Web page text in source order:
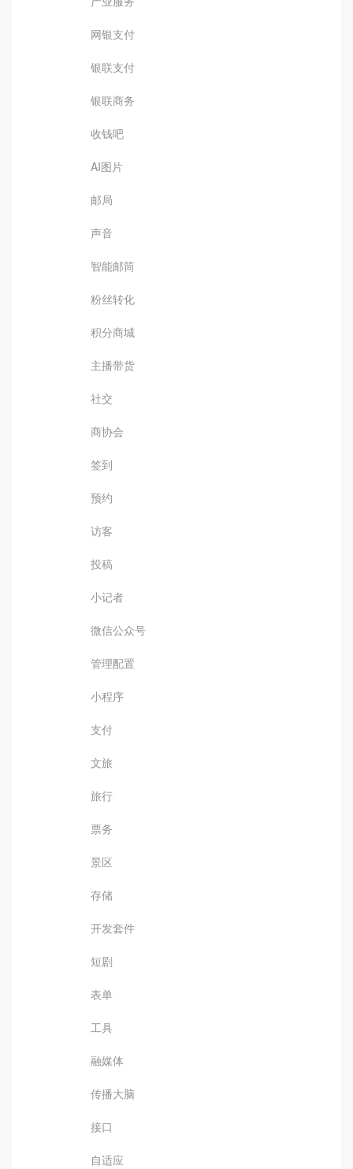
网银支付
银联支付
银联商务
收钱吧
AI图片
邮局
声音
智能邮筒
粉丝转化
积分商城
主播带货
社交
商协会
签到
预约
访客
投稿
小记者
微信公众号
管理配置
小程序
支付
文旅
旅行
票务
景区
存储
开发套件
短剧
表单
工具
融媒体
传播大脑
接口
自适应